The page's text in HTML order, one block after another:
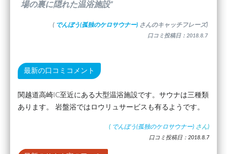
場の裏に隠れた温浴施設”
( でんぼう(孤独のケロサウナー) さんのキャッチフレーズ)
口コミ投稿日：2018.8.7
最新の口コミコメント
関越道高崎IC至近にある大型温浴施設です。サウナは三種類
あります。 岩盤浴ではロウリュサービスも有るようです。
( でんぼう(孤独のケロサウナー) さん)
口コミ投稿日：2018.8.7